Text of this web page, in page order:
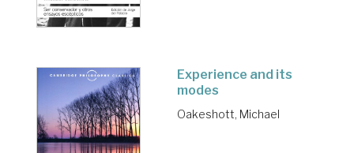
Experience and its
modes
Oakeshott, Michael